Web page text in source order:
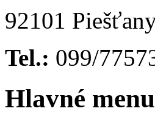
92101
Tel.: 099/
Hlavné menu